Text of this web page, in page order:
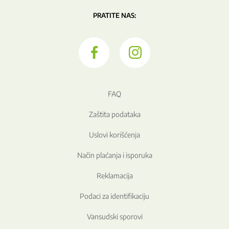
PRATITE NAS:
FAQ
Zaštita podataka
Uslovi korišćenja
Način plaćanja i isporuka
Reklamacija
Podaci za identifikaciju
Vansudski sporovi